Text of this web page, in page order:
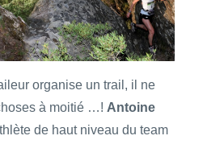
organise un trail, il ne
à moitié …! Antoine
de haut niveau du team